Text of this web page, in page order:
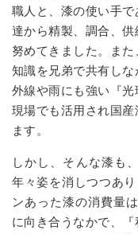
職人と、漆の使い手
達から精製、調合、
努めてきました。ま
知識を兄弟で共有し
外線や雨にも強い『
現場でも活用され国
ます。
しかし、そんな漆も
年々姿を消しつつあ
ンあった漆の消費量
に向き合うなかで、